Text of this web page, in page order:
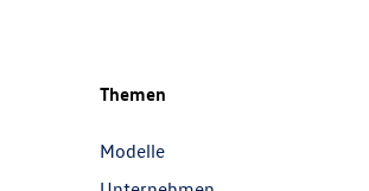
Themen
Modelle